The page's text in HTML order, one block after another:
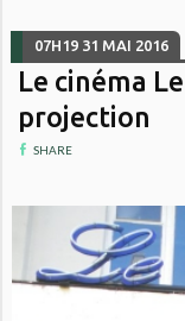
07H19 31 MAI 2016
Le cinéma
projection
SHARE